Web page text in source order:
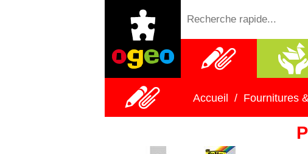
Fournitures
scolaires
Accueil / Fournitures